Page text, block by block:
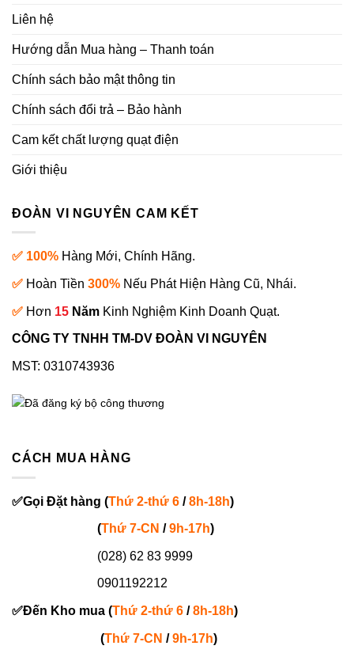
Liên hệ
Hướng dẫn Mua hàng – Thanh toán
Chính sách bảo mật thông tin
Chính sách đổi trả – Bảo hành
Cam kết chất lượng quạt điện
Giới thiệu
ĐOÀN VI NGUYÊN CAM KẾT
✅ 100% Hàng Mới, Chính Hãng.
✅ Hoàn Tiền 300% Nếu Phát Hiện Hàng Cũ, Nhái.
✅ Hơn 15 Năm Kinh Nghiệm Kinh Doanh Quạt.
CÔNG TY TNHH TM-DV ĐOÀN VI NGUYÊN
MST: 0310743936
CÁCH MUA HÀNG
✅Gọi Đặt hàng (Thứ 2-thứ 6 /8h-18h)
(Thứ 7-CN /9h-17h)
(028) 62 83 9999
0901192212
✅Đến Kho mua (Thứ 2-thứ 6 /8h-18h)
(Thứ 7-CN /9h-17h)